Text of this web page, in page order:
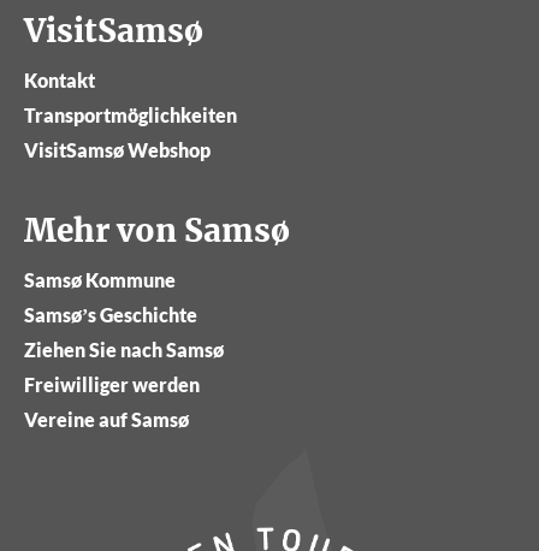
VisitSamsø
Kontakt
Transportmöglichkeiten
VisitSamsø Webshop
Mehr von Samsø
Samsø Kommune
Samsø’s Geschichte
Ziehen Sie nach Samsø
Freiwilliger werden
Vereine auf Samsø